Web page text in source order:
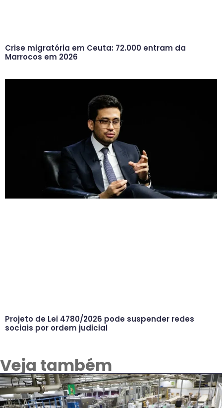
Crise migratória em Ceuta: 72.000 entram da
Marrocos em 2026
Projeto de Lei 4780/2026 pode suspender redes
sociais por ordem judicial
Veja também